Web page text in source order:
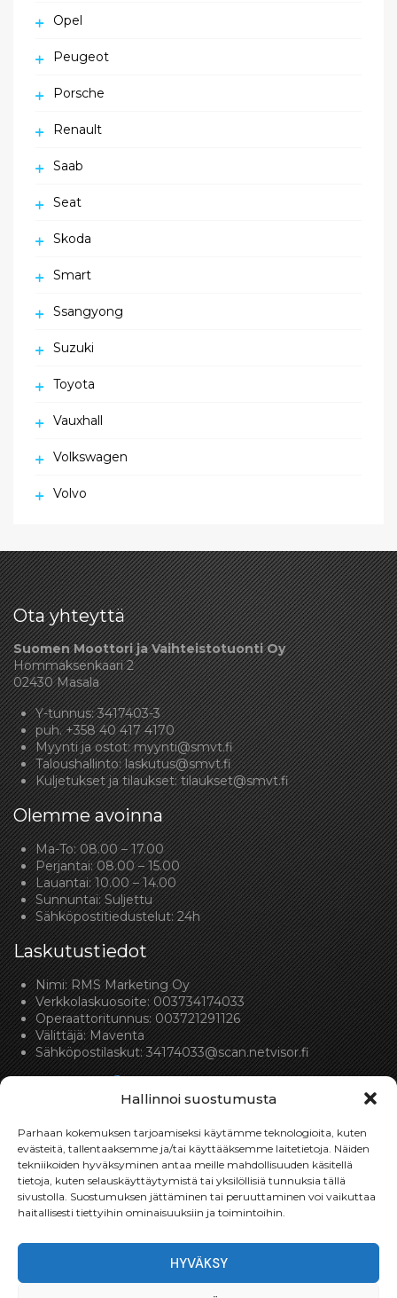
Hallinnoi suostumusta
Parhaan kokemuksen tarjoamiseksi käytämme teknologioita, kuten
evästeitä, tallentaaksemme ja/tai käyttääksemme laitetietoja. Näiden
tekniikoiden hyväksyminen antaa meille mahdollisuuden käsitellä
tietoja, kuten selauskäyttäytymistä tai yksilöllisiä tunnuksia tällä
sivustolla. Suostumuksen jättäminen tai peruuttaminen voi vaikuttaa
haitallisesti tiettyihin ominaisuuksiin ja toimintoihin.
HYVÄKSY
Opel
Peugeot
Porsche
Renault
Saab
Seat
Skoda
Smart
Ssangyong
Suzuki
Toyota
Vauxhall
Volkswagen
Volvo
Ota yhteyttä
Suomen Moottori ja Vaihteistotuonti Oy
Hommaksenkaari 2
02430 Masala
Y-tunnus: 3417403-3
puh.+358 40 417 4170
Myynti ja ostot:myynti@smvt.fi
Taloushallinto:laskutus@smvt.fi
Kuljetukset ja tilaukset:tilaukset@smvt.fi
Olemme avoinna
Ma-To: 08.00 – 17.00
Perjantai: 08.00 – 15.00
Lauantai: 10.00 – 14.00
Sunnuntai: Suljettu
Sähköpostitiedustelut: 24h
Laskutustiedot
Nimi: RMS Marketing Oy
Verkkolaskuosoite: 003734174033
Operaattoritunnus: 003721291126
Välittäjä: Maventa
Sähköpostilaskut:34174033@scan.netvisor.fi
Toimitukset
Toimitamme osat perille toimitusperiaatteella siihen
osan toimitettavan.
Toimitusaika on yleensä noin yksi (1) viikko tilauspäivästä.
Toimitus- & takuuehdot